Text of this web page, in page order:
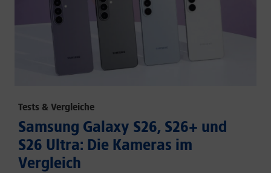
Tests & Vergleiche
Samsung Galaxy S26, S26+ und
S26 Ultra: Die Kameras im
Vergleich